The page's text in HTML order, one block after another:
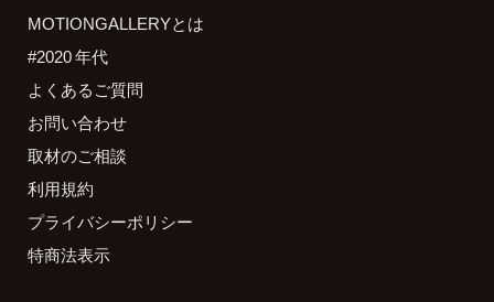
MOTIONGALLERYとは
#2020 年代
よくあるご質問
お問い合わせ
取材のご相談
利用規約
プライバシーポリシー
特商法表示